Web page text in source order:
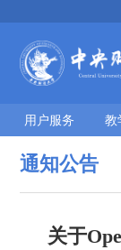
用户服务 教
通知公告
关于